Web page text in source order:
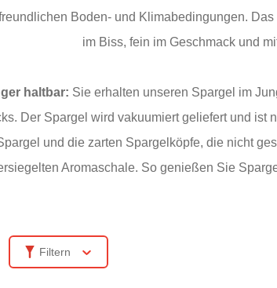
Boden- und Klimabedingungen.
im Biss, fein im Geschmack und
haltbar: Sie erhalten unseren Spargel im
Der Spargel wird vakuumiert geliefert und ist
und die zarten Spargelköpfe, die nicht
Aromaschale. So genießen Sie
Filtern